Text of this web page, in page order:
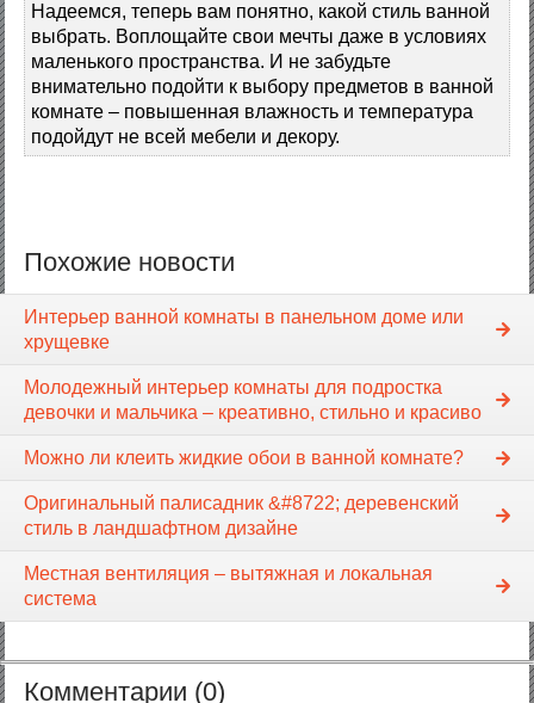
Надеемся, теперь вам понятно, какой стиль ванной
выбрать. Воплощайте свои мечты даже в условиях
маленького пространства. И не забудьте
внимательно подойти к выбору предметов в ванной
комнате – повышенная влажность и температура
подойдут не всей мебели и декору.
Похожие новости
Интерьер ванной комнаты в панельном доме или
хрущевке
Молодежный интерьер комнаты для подростка
девочки и мальчика – креативно, стильно и красиво
Можно ли клеить жидкие обои в ванной комнате?
Оригинальный палисадник &#8722; деревенский
стиль в ландшафтном дизайне
Местная вентиляция – вытяжная и локальная
система
Комментарии (0)